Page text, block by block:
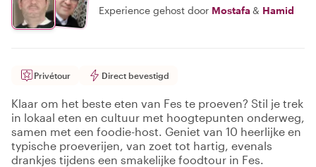
Experience gehost door Mostafa & Hamid
Privétour Direct bevestigd
Klaar om het beste eten van Fes te proeven? Stil je trek
in lokaal eten en cultuur met hoogtepunten onderweg,
samen met een foodie-host. Geniet van 10 heerlijke en
typische proeverijen, van zoet tot hartig, evenals
drankjes tijdens een smakelijke foodtour in Fes.